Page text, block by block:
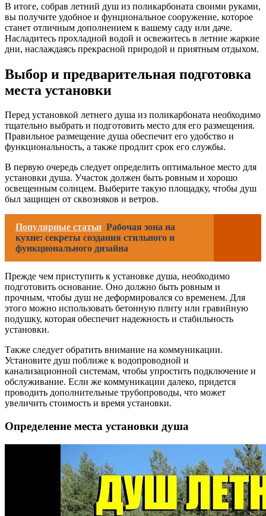
В итоге, собрав летний душ из поликарбоната своими руками,
вы получите удобное и фунциональное сооружение, которое
станет отличным дополнением к вашему саду или даче.
Насладитесь прохладной водой и освежитесь в летние жаркие
дни, наслаждаясь прекрасной природой и приятным отдыхом.
Выбор и предварительная подготовка
места установки
Перед установкой летнего душа из поликарбоната необходимо
тщательно выбрать и подготовить место для его размещения.
Правильное размещение душа обеспечит его удобство и
функциональность, а также продлит срок его службы.
В первую очередь следует определить оптимальное место для
установки душа. Участок должен быть ровным и хорошо
освещенным солнцем. Выберите такую площадку, чтобы душ
был защищен от сквозняков и ветров.
Популярные статьи Рабочая зона на
кухне: секреты создания стильного и
функционального дизайна
Прежде чем приступить к установке душа, необходимо
подготовить основание. Оно должно быть ровным и
прочным, чтобы душ не деформировался со временем. Для
этого можно использовать бетонную плиту или гравийную
подушку, которая обеспечит надежность и стабильность
установки.
Также следует обратить внимание на коммуникации.
Установите душ поближе к водопроводной и
канализационной системам, чтобы упростить подключение и
обслуживание. Если же коммуникации далеко, придется
проводить дополнительные трубопроводы, что может
увеличить стоимость и время установки.
Определение места установки душа